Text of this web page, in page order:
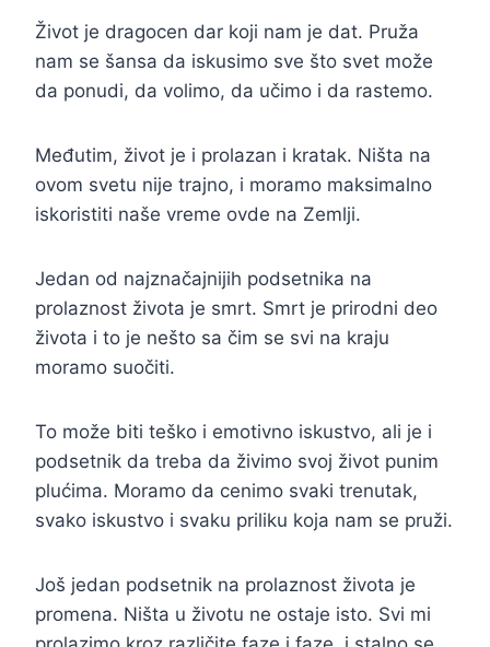
Život je dragocen dar koji nam je dat. Pruža
nam se šansa da iskusimo sve što svet može
da ponudi, da volimo, da učimo i da rastemo.
Međutim, život je i prolazan i kratak. Ništa na
ovom svetu nije trajno, i moramo maksimalno
iskoristiti naše vreme ovde na Zemlji.
Jedan od najznačajnijih podsetnika na
prolaznost života je smrt. Smrt je prirodni deo
života i to je nešto sa čim se svi na kraju
moramo suočiti.
To može biti teško i emotivno iskustvo, ali je i
podsetnik da treba da živimo svoj život punim
plućima. Moramo da cenimo svaki trenutak,
svako iskustvo i svaku priliku koja nam se pruži.
Još jedan podsetnik na prolaznost života je
promena. Ništa u životu ne ostaje isto. Svi mi